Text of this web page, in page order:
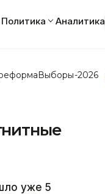
Политика Аналитика
Выборы-2026
уже 5